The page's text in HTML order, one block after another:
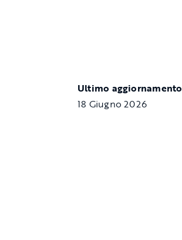
Ultimo aggiornamento
18 Giugno 2026